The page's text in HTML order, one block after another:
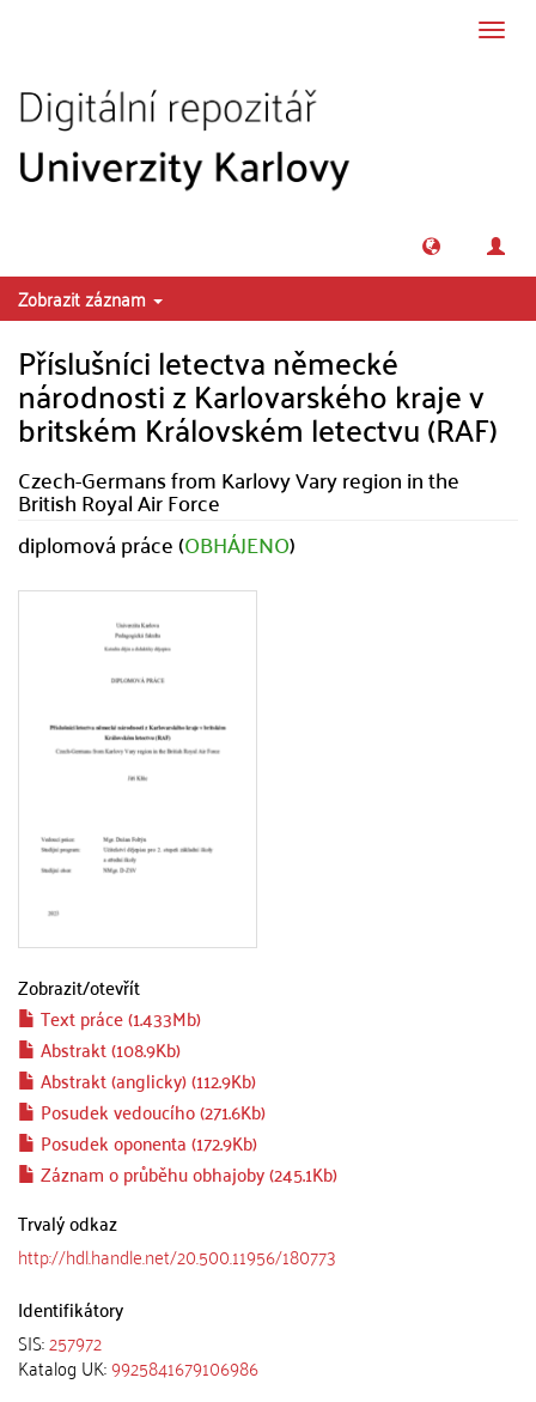
Zobrazit záznam
Příslušníci letectva německé
národnosti z Karlovarského kraje v
britském Královském letectvu (RAF)
Czech-Germans from Karlovy Vary region in the
British Royal Air Force
diplomová práce (OBHÁJENO)
Zobrazit/otevřít
Text práce (1.433Mb)
Abstrakt (108.9Kb)
Abstrakt (anglicky) (112.9Kb)
Posudek vedoucího (271.6Kb)
Posudek oponenta (172.9Kb)
Záznam o průběhu obhajoby (245.1Kb)
Trvalý odkaz
http://hdl.handle.net/20.500.11956/180773
Identifikátory
SIS:257972
Katalog UK:9925841679106986